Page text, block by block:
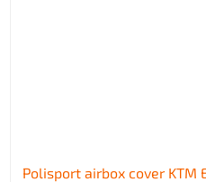
Polisport airbox cover KTM